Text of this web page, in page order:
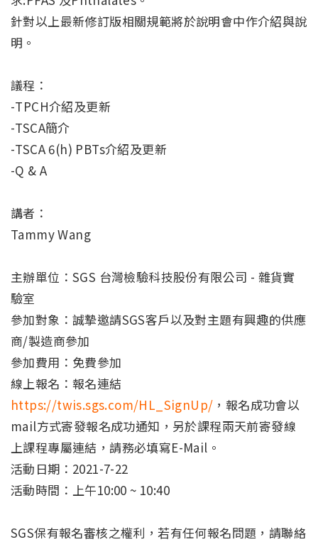
針對以上最新修訂版相關規範將於說明會中作介紹與說
明。
議程：
-TPCH介紹及更新
-TSCA簡介
-TSCA 6(h) PBTs介紹及更新
-Q & A
講者：
Tammy Wang
主辦單位：SGS 台灣檢驗科技股份有限公司 - 雜貨實
驗室
參加對象：誠摯邀請SGS客戶以及對主題有興趣的供應
商/製造商參加
參加費用：免費參加
線上報名：報名連結
https://twis.sgs.com/HL_SignUp/ ，報名成功會以
mail方式寄發報名成功通知，另於課程兩天前寄發線
上課程專屬連結，請務必填寫E-Mail。
活動日期：2021-7-22
活動時間：上午10:00 ~ 10:40
SGS保有報名審核之權利，若有任何報名問題，請聯絡